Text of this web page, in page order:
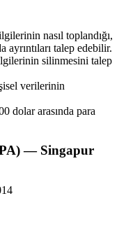
nasıl toplandığı,
ayrıntıları talep edebilir.
silinmesini talep
verilerinin
dolar arasında para
— Singapur